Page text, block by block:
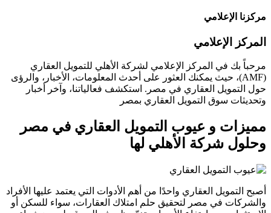
مركزنا الإعلامي
المركز الإعلامي
مرحباً بك في المركز الإعلامي لشركة الأهلي للتمويل العقاري
(AMF)، حيث يمكنك العثور على أحدث المعلومات، الأخبار، والرؤى
حول التمويل العقاري في مصر. استكشف فعالياتنا، وآخر أخبار
وتحديثات سوق التمويل العقاري بمصر
مميزات و عيوب التمويل العقاري في مصر
وحلول شركة الأهلي لها
أصبح التمويل العقاري واحدًا من أهم الأدوات التي يعتمد عليها الأفراد
والشركات في مصر لتحقيق حلم امتلاك العقارات، سواء للسكن أو